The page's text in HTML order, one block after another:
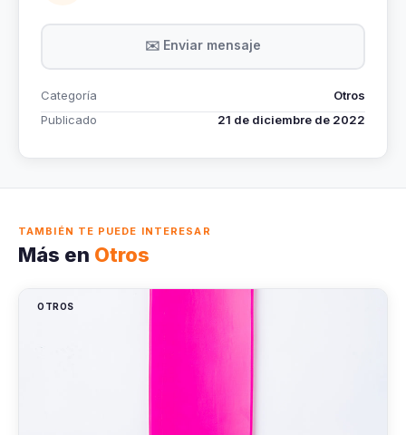
✉️ Enviar mensaje
Categoría
Otros
Publicado
21 de diciembre de 2022
TAMBIÉN TE PUEDE INTERESAR
Más en Otros
OTROS